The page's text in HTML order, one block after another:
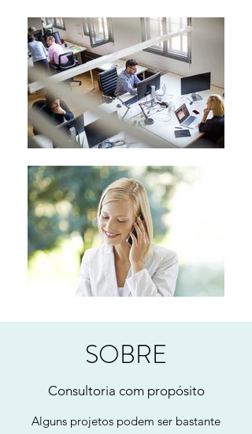
SOBRE
Consultoria com propósito
Alguns projetos podem ser bastante